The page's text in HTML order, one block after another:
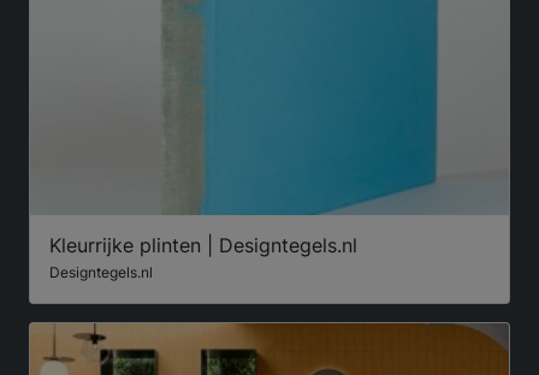
Kleurrijke plinten | Designtegels.nl
Designtegels.nl